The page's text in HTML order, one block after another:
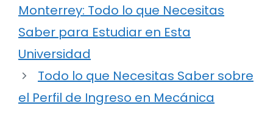
Monterrey: Todo lo que Necesitas
Saber para Estudiar en Esta
Universidad
Todo lo que Necesitas Saber sobre
el Perfil de Ingreso en Mecánica